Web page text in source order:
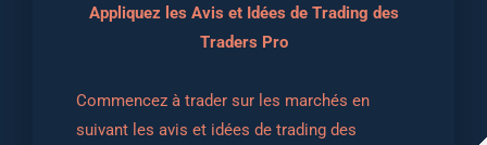
Appliquez les Avis et Idées de Trading des
Traders Pro
Commencez à trader sur les marchés en
suivant les avis et idées de trading des